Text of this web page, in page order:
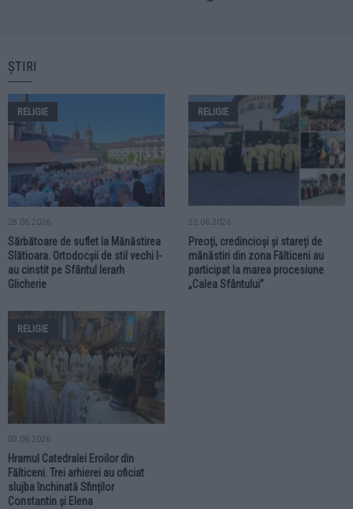
ȘTIRI
RELIGIE
28.06.2026
Sărbătoare de suflet la Mănăstirea
Slătioara. Ortodocșii de stil vechi l-
au cinstit pe Sfântul Ierarh
Glicherie
RELIGIE
22.06.2026
Preoți, credincioși și stareți de
mănăstiri din zona Fălticeni au
participat la marea procesiune
„Calea Sfântului”
RELIGIE
03.06.2026
Hramul Catedralei Eroilor din
Fălticeni. Trei arhierei au oficiat
slujba închinată Sfinților
Constantin și Elena